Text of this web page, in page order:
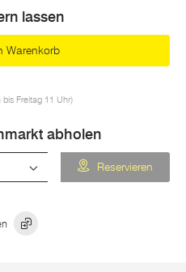
lassen
Warenkorb
Freitag 11 Uhr)
abholen
Reservieren